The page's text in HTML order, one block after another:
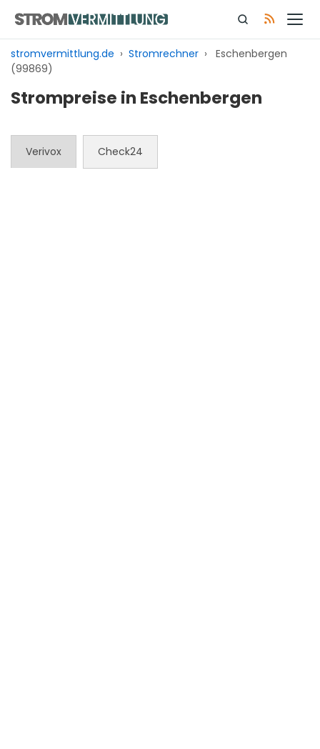
Inhalt
springen
stromvermittlung.de › Stromrechner › Eschenbergen
(99869)
Strompreise in Eschenbergen
Verivox Check24